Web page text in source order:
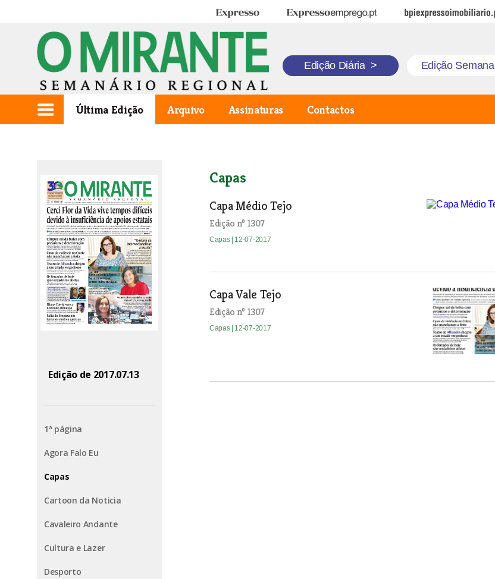
Expresso Expresso Emprego BPI Expresso Imobiliário
Edição Diária > Edição Semanal
Última Edição Arquivo Assinaturas Contactos
Edição de 2017.07.13
1ª página
Agora Falo Eu
Capas
Cartoon da Noticia
Cavaleiro Andante
Cultura e Lazer
Desporto
Capas
Capa Médio Tejo
Edição nº 1307
Capas | 12-07-2017
Capa Vale Tejo
Edição nº 1307
Capas | 12-07-2017